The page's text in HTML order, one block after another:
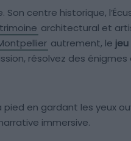
centre historique,
architectural et
autrement, le
résolvez des énigmes
en gardant les yeux
immersive.